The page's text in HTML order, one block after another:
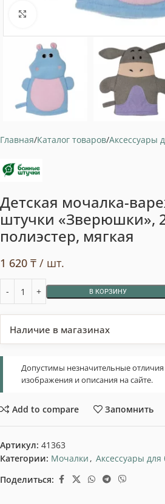
Нажмите, чтобы увеличить
Главная Каталог товаров Аксессуары
Детская мочалка-
штучки «Зверюшки»,
полиэстер, мягкая
1 620 ₸ / шт.
В КОРЗИНУ
Наличие в магазинах
Допустимы незначительные отличия
изображения и описания на сайте.
Add to compare Запомнить
Артикул: 41363
Категории: Мочалки , Аксессуары для
Поделиться: